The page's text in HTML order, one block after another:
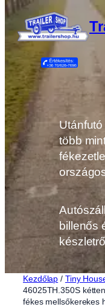
Ugrás
a
tartalomhoz
több
billenős
Kezdőlap / Tiny
46025TH.350S
fékes mellsőkerekes